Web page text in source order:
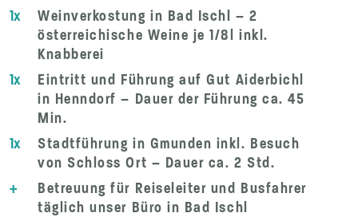
1x
Weinverkostung in Bad Ischl – 2
österreichische Weine je 1/8l inkl.
Knabberei
1x
Eintritt und Führung auf Gut Aiderbichl
in Henndorf – Dauer der Führung ca. 45
Min.
1x
Stadtführung in Gmunden inkl. Besuch
von Schloss Ort – Dauer ca. 2 Std.
+
Betreuung für Reiseleiter und Busfahrer
täglich unser Büro in Bad Ischl